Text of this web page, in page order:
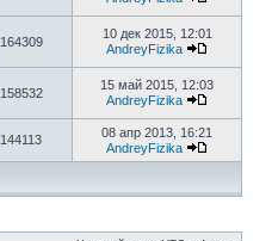
164309
10 дек 2015, 12:01
AndreyFizika
158532
15 май 2015, 12:03
AndreyFizika
144113
08 апр 2013, 16:21
AndreyFizika